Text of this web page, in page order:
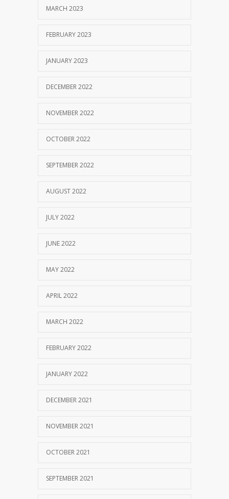
MARCH 2023
FEBRUARY 2023
JANUARY 2023
DECEMBER 2022
NOVEMBER 2022
OCTOBER 2022
SEPTEMBER 2022
AUGUST 2022
JULY 2022
JUNE 2022
MAY 2022
APRIL 2022
MARCH 2022
FEBRUARY 2022
JANUARY 2022
DECEMBER 2021
NOVEMBER 2021
OCTOBER 2021
SEPTEMBER 2021